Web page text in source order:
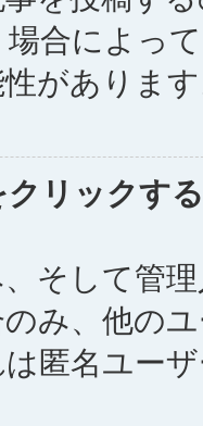
合によっ
がありま
リックす
そして管
み、他の
匿名ユー